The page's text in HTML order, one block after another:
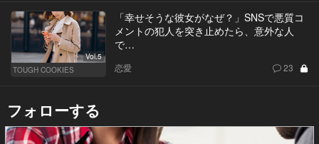
Vol.5
TOUGH COOKIES
「幸せそうな彼女がなぜ？」SNSで悪質コ
メントの犯人を突き止めたら、意外な人
で…
恋愛 23
フォローする